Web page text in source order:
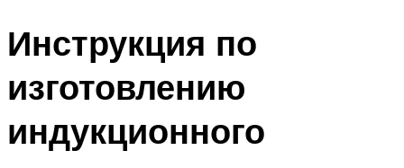
Инструкция по
изготовлению
индукционного